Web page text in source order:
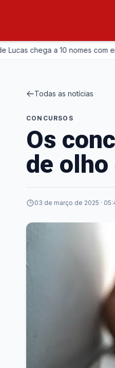
chega a 10 nomes com
Todas as notícias
CONCURSOS
Os
de
03 de março de 2025 ·